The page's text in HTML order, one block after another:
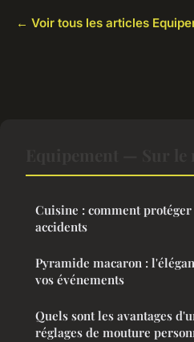
← Voir tous les articles
Cuisine : comment protéger
accidents
Pyramide macaron :
vos événements
Quels sont les avantages
réglages de mouture